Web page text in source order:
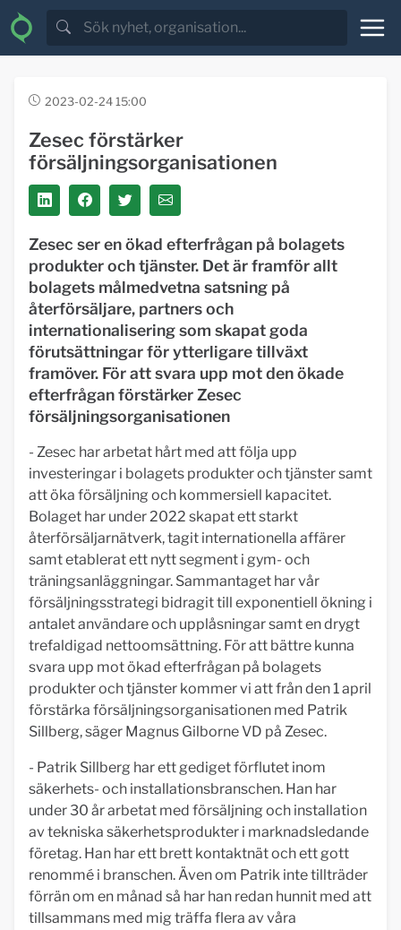
2023-02-24 15:00
Zesec förstärker
försäljningsorganisationen
Zesec ser en ökad efterfrågan på bolagets
produkter och tjänster. Det är framför allt
bolagets målmedvetna satsning på
återförsäljare, partners och
internationalisering som skapat goda
förutsättningar för ytterligare tillväxt
framöver. För att svara upp mot den ökade
efterfrågan förstärker Zesec
försäljningsorganisationen
- Zesec har arbetat hårt med att följa upp
investeringar i bolagets produkter och tjänster samt
att öka försäljning och kommersiell kapacitet.
Bolaget har under 2022 skapat ett starkt
återförsäljarnätverk, tagit internationella affärer
samt etablerat ett nytt segment i gym- och
träningsanläggningar. Sammantaget har vår
försäljningsstrategi bidragit till exponentiell ökning i
antalet användare och upplåsningar samt en drygt
trefaldigad nettoomsättning. För att bättre kunna
svara upp mot ökad efterfrågan på bolagets
produkter och tjänster kommer vi att från den 1 april
förstärka försäljningsorganisationen med Patrik
Sillberg, säger Magnus Gilborne VD på Zesec.
- Patrik Sillberg har ett gediget förflutet inom
säkerhets- och installationsbranschen. Han har
under 30 år arbetat med försäljning och installation
av tekniska säkerhetsprodukter i marknadsledande
företag. Han har ett brett kontaktnät och ett gott
renommé i branschen. Även om Patrik inte tillträder
förrän om en månad så har han redan hunnit med att
tillsammans med mig träffa flera av våra